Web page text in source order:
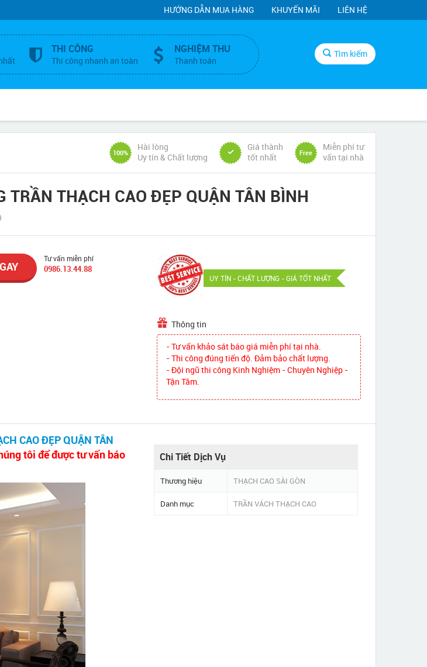
HƯỚNG DẪN MUA HÀNG KHUYẾN MÃI LIÊN HỆ
THI CÔNG
Thi công nhanh an toàn
NGHIỆM THU
Thanh toán
Tìm kiếm
100%
Hài lòng
Uy tín & Chất lượng
Giá thành
tốt nhất
Free
Miễn phí tư
vấn tại nhà
TRẦN THẠCH CAO ĐẸP QUẬN TÂN BÌNH
Tư vấn miễn phí
0986.13.44.88
UY TÍN - CHẤT LƯỢNG - GIÁ TỐT NHẤT
Thông tin
- Tư vấn khảo sát báo giá miễn phí tại nhà.
- Thi công đúng tiến độ. Đảm bảo chất lượng.
- Đội ngũ thi công Kinh Nghiệm - Chuyên Nghiệp -
Tận Tâm.
CAO ĐẸP QUẬN TÂN
tôi để được tư vấn báo
Chi Tiết Dịch Vụ
Thương hiệu THẠCH CAO SÀI GÒN
Danh mục TRẦN VÁCH THẠCH CAO